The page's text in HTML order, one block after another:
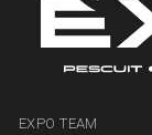
EXPO TEAM